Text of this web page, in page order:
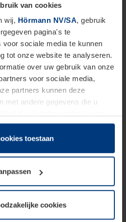
van cookies
wij, Hörmann NV/SA, gebruik
pagina's te
sociale media te kunnen
tot onze website te analyseren.
over uw gebruik van onze
voor sociale media,
partners kunnen deze
met andere gegevens die u
recht om cookies op uw
vereist is. Voor alle andere
benodigd. Uw
moment bij de uitleg van de
toestaan
cookies